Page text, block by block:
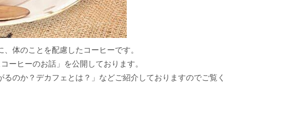
体のことを配慮したコーヒーです。
ーヒーのお話」を公開しております。
のか？デカフェとは？」などご紹介しておりますのでご覧く